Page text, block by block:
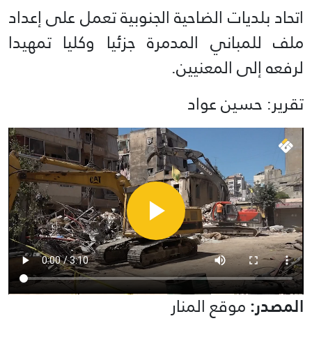
اتحاد بلديات الضاحية الجنوبية تعمل على إعداد
ملف للمباني المدمرة جزئيا وكليا تمهيدا
لرفعه إلى المعنيين.
تقرير: حسين عواد
المصدر:موقع المنار